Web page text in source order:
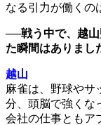
なる引力が働くの
──戦う中で、越
た瞬間はありまし
越山
麻雀は、野球やサ
分、頭脳で強くな
会社の仕事ともア